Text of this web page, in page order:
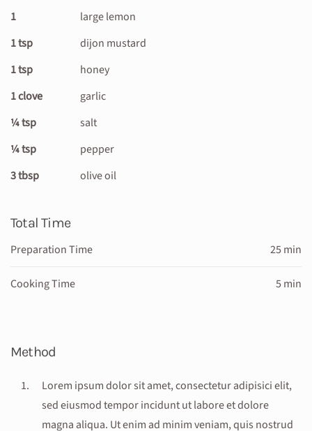
1
large lemon
1 tsp
dijon mustard
1 tsp
honey
1 clove
garlic
¼ tsp
salt
¼ tsp
pepper
3 tbsp
olive oil
Total Time
Preparation Time 25 min
Cooking Time 5 min
Method
Lorem ipsum dolor sit amet, consectetur adipisici elit,
sed eiusmod tempor incidunt ut labore et dolore
magna aliqua. Ut enim ad minim veniam, quis nostrud